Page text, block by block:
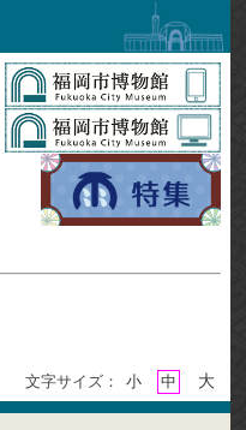
文字サイズ： 小 中 大